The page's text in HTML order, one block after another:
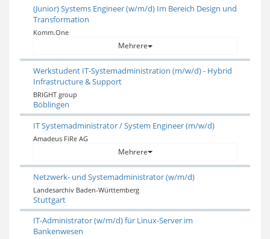
(Junior) Systems Engineer (w/m/d) Im Bereich Design und
Transformation
Komm.One
Mehrere
Werkstudent IT-Systemadministration (m/w/d) - Hybrid
Infrastructure & Support
BRIGHT group
Böblingen
IT Systemadministrator / System Engineer (m/w/d)
Amadeus FiRe AG
Mehrere
Netzwerk- und Systemadministrator (w/m/d)
Landesarchiv Baden-Württemberg
Stuttgart
IT-Administrator (w/m/d) für Linux-Server im
Bankenwesen